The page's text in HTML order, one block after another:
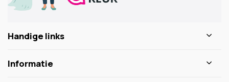
Handige links
Informatie